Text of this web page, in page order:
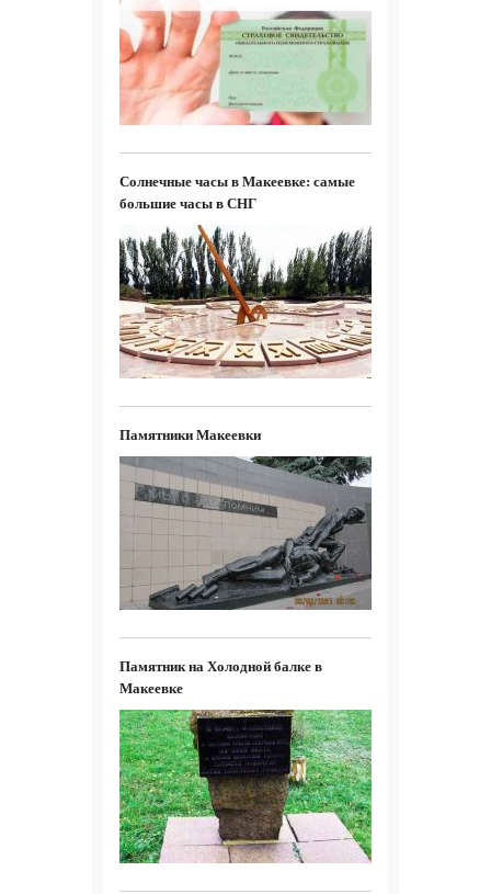
Солнечные часы в Макеевке: самые
большие часы в СНГ
Памятники Макеевки
Памятник на Холодной балке в
Макеевке